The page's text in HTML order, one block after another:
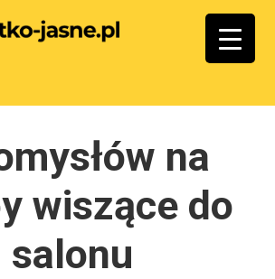
na
wiszące do
salonu